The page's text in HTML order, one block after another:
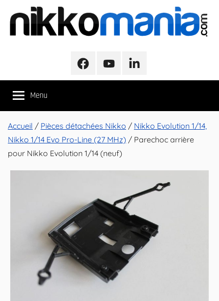
contenu
NikkoMania
Véhicules
Nikko
Evo
Pro-
FacebookYoutubeLinkedIn
Menu
Accueil / Pièces détachées Nikko / Nikko Evolution 1/14,
Nikko 1/14 Evo Pro-Line (27 MHz) / Parechoc arrière
pour Nikko Evolution 1/14 (neuf)